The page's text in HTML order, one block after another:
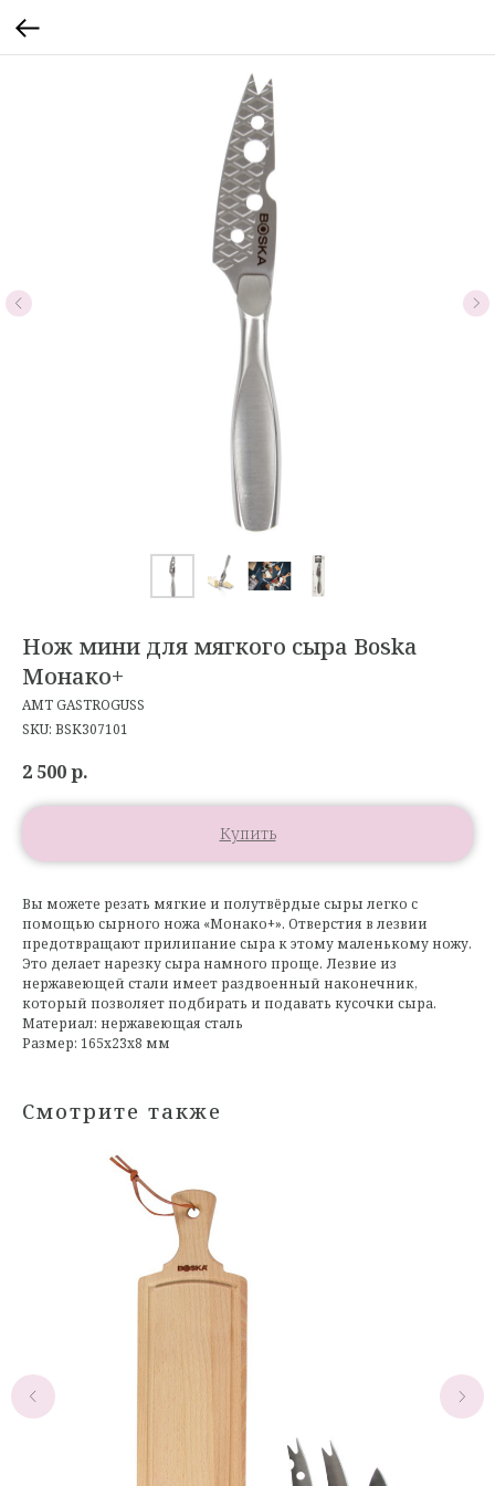
Нож мини для мягкого сыра Boska
Монако+
AMT GASTROGUSS
SKU: BSK307101
2 500р.
Купить
Вы можете резать мягкие и полутвёрдые сыры легко с
помощью сырного ножа «Монако+». Отверстия в лезвии
предотвращают прилипание сыра к этому маленькому ножу.
Это делает нарезку сыра намного проще. Лезвие из
нержавеющей стали имеет раздвоенный наконечник,
который позволяет подбирать и подавать кусочки сыра.
Материал: нержавеющая сталь
Размер: 165х23х8 мм
Смотрите также